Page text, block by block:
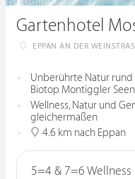
Gartenhotel
EPPAN AN DER
Unberührte Natur
Biotop Montiggler
Wellness, Natur und
gleichermaßen
4.6 km nach Eppan
5=4 & 7=6 Wellness